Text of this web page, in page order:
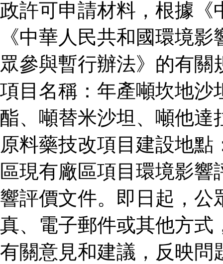
政許可申請材料，根據《
《中華人民共和國環境
眾參與暫行辦法》的有
項目名稱：年產噸坎地沙
酯、噸替米沙坦、噸他達
原料藥技改項目建設地
區現有廠區項目環境影
響評價文件。即日起，公
真、電子郵件或其他方式
有關意見和建議，反映問